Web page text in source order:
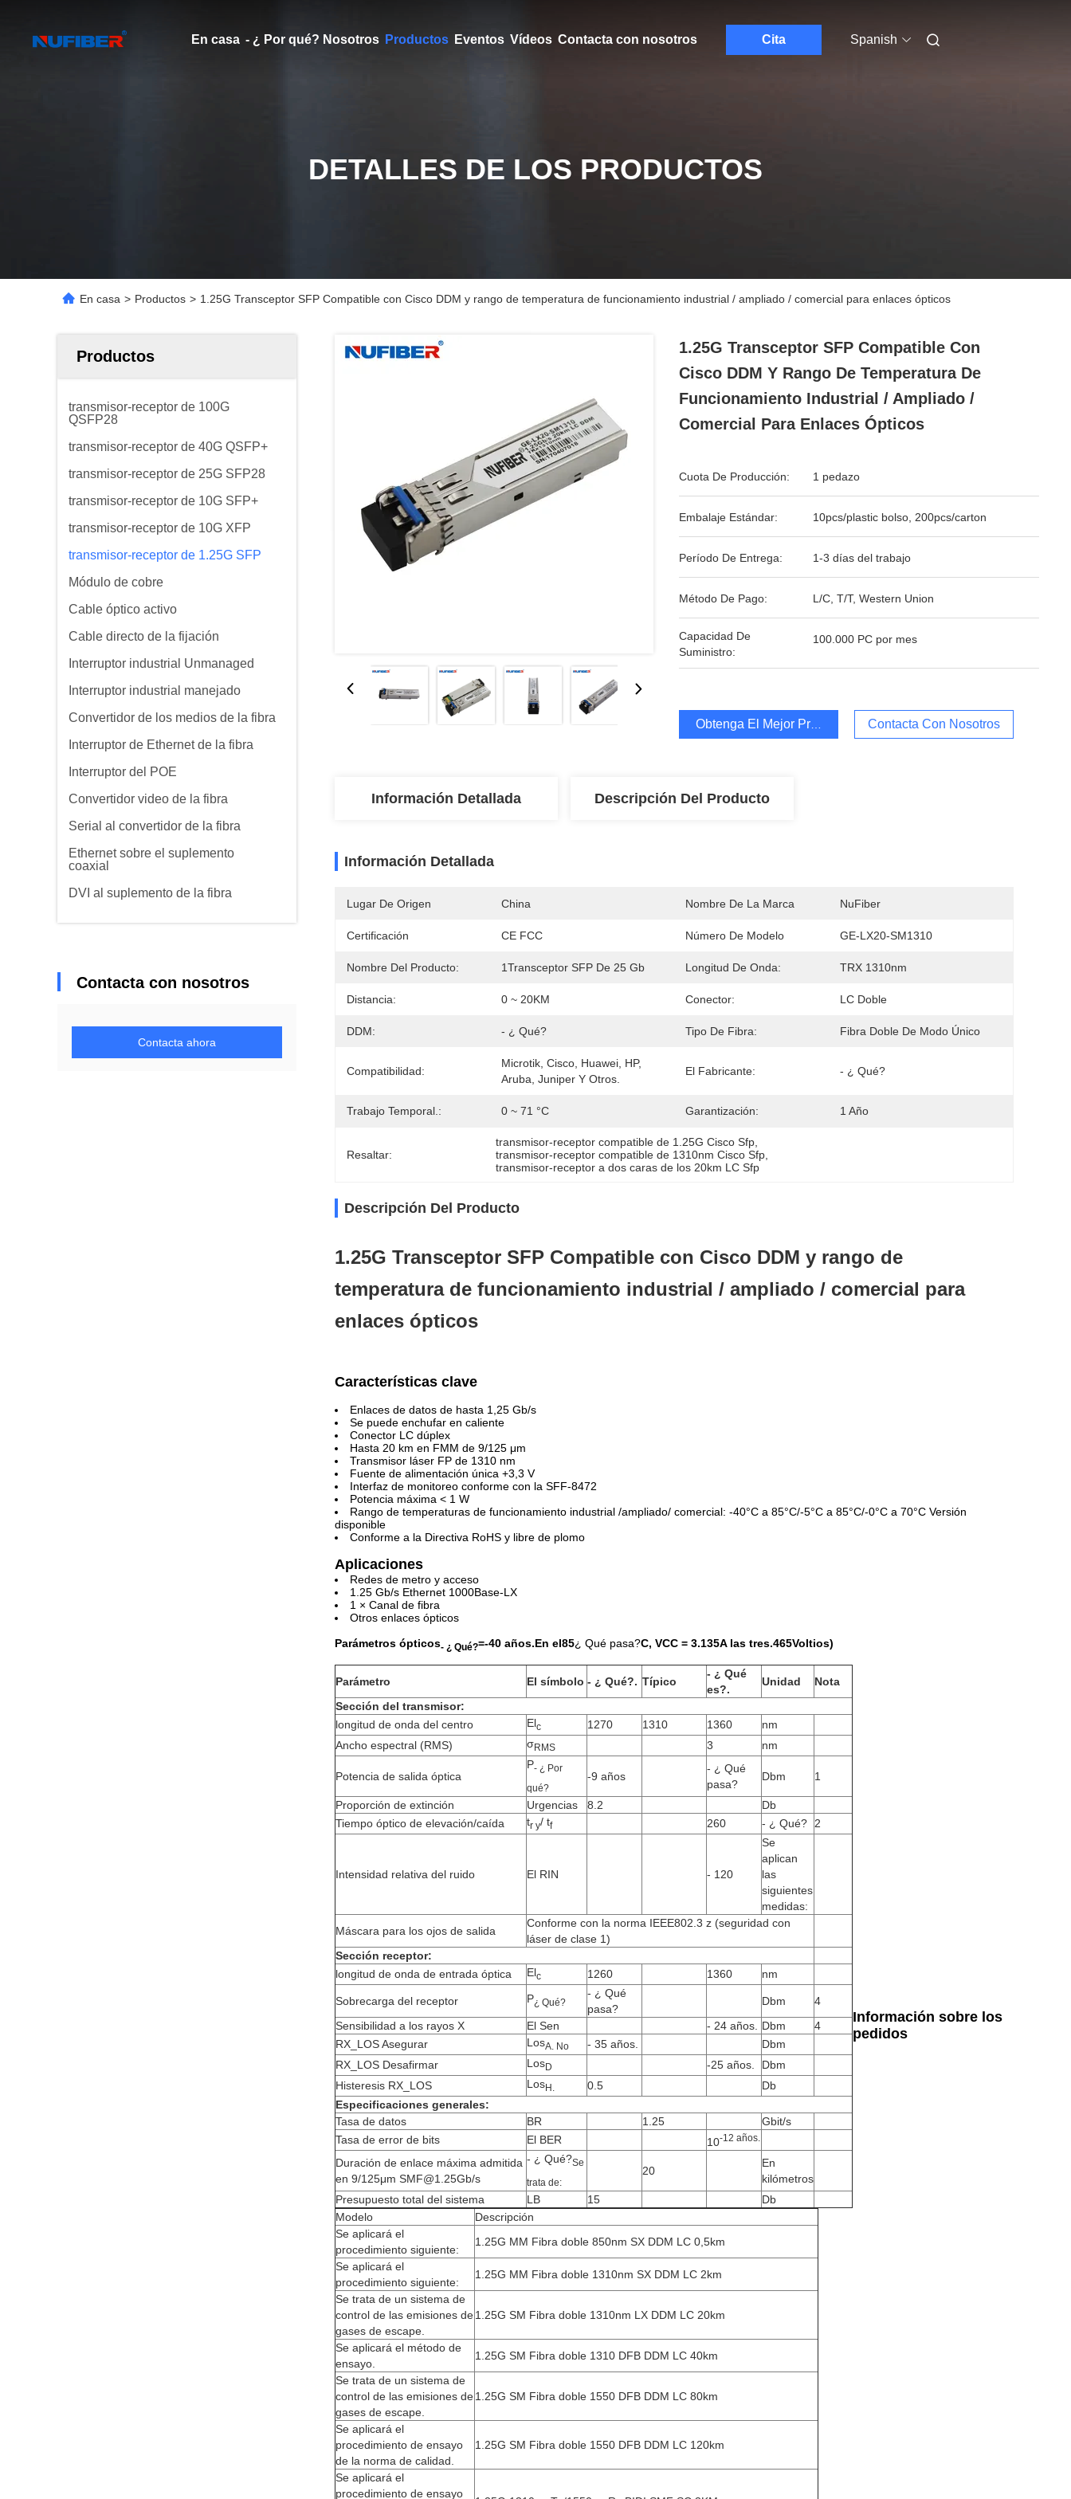
En casa - ¿ Por qué? Nosotros Productos Eventos Vídeos Contacta con nosotros Cita Spanish
DETALLES DE LOS PRODUCTOS
En casa > Productos > 1.25G Transceptor SFP Compatible con Cisco DDM y rango de temperatura de funcionamiento industrial / ampliado / comercial para enlaces ópticos
Productos
transmisor-receptor de 100G
QSFP28
transmisor-receptor de 40G QSFP+
transmisor-receptor de 25G SFP28
transmisor-receptor de 10G SFP+
transmisor-receptor de 10G XFP
transmisor-receptor de 1.25G SFP
Módulo de cobre
Cable óptico activo
Cable directo de la fijación
Interruptor industrial Unmanaged
Interruptor industrial manejado
Convertidor de los medios de la fibra
Interruptor de Ethernet de la fibra
Interruptor del POE
Convertidor video de la fibra
Serial al convertidor de la fibra
Ethernet sobre el suplemento
coaxial
DVI al suplemento de la fibra
Contacta con nosotros
Contacta ahora
1.25G Transceptor SFP Compatible Con
Cisco DDM Y Rango De Temperatura De
Funcionamiento Industrial / Ampliado /
Comercial Para Enlaces Ópticos
Cuota De Producción: 1 pedazo
Embalaje Estándar: 10pcs/plastic bolso, 200pcs/carton
Período De Entrega: 1-3 días del trabajo
Método De Pago: L/C, T/T, Western Union
Capacidad De
Suministro:
100.000 PC por mes
Obtenga El Mejor Precio Contacta Con Nosotros
Información Detallada Descripción Del Producto
Información Detallada
Lugar De Origen China Nombre De La Marca NuFiber
Certificación CE FCC Número De Modelo GE-LX20-SM1310
Nombre Del Producto: 1Transceptor SFP De 25 Gb Longitud De Onda: TRX 1310nm
Distancia: 0 ~ 20KM Conector: LC Doble
DDM: - ¿ Qué? Tipo De Fibra: Fibra Doble De Modo Único
Compatibilidad:
Microtik, Cisco, Huawei, HP,
Aruba, Juniper Y Otros.
El Fabricante: - ¿ Qué?
Trabajo Temporal.: 0 ~ 71 °C Garantización: 1 Año
Resaltar:
transmisor-receptor compatible de 1.25G Cisco Sfp
transmisor-receptor compatible de 1310nm Cisco Sfp
transmisor-receptor a dos caras de los 20km LC Sfp
Descripción Del Producto
1.25G Transceptor SFP Compatible con Cisco DDM y rango de
temperatura de funcionamiento industrial / ampliado / comercial para
enlaces ópticos
Características clave
Enlaces de datos de hasta 1,25 Gb/s
Se puede enchufar en caliente
Conector LC dúplex
Hasta 20 km en FMM de 9/125 μm
Transmisor láser FP de 1310 nm
Fuente de alimentación única +3,3 V
Interfaz de monitoreo conforme con la SFF-8472
Potencia máxima < 1 W
Rango de temperaturas de funcionamiento industrial /ampliado/ comercial: -40°C a 85°C/-5°C a 85°C/-0°C a 70°C Versión
disponible
Conforme a la Directiva RoHS y libre de plomo
Aplicaciones
Redes de metro y acceso
1.25 Gb/s Ethernet 1000Base-LX
1 × Canal de fibra
Otros enlaces ópticos
Parámetros ópticos- ¿ Qué?=-40 años.En el85¿ Qué pasa?C, VCC = 3.135A las tres.465Voltios)
Parámetro El símbolo - ¿ Qué?. Típico
- ¿ Qué
es?.
Unidad
Nota
Sección del transmisor:
longitud de onda del centro
Elc 1270 1310 1360
nm
Ancho espectral (RMS)
σRMS 3 nm
Potencia de salida óptica
P- ¿ Por
qué?
-9 años
- ¿ Qué
pasa?
Dbm 1
Proporción de extinción Urgencias 8.2
Db
Tiempo óptico de elevación/caída
tr y/ tf 260 - ¿ Qué? 2
Intensidad relativa del ruido El RIN - 120
Se
aplican
las
siguientes
medidas:
Máscara para los ojos de salida
Conforme con la norma IEEE802.3 z (seguridad con
láser de clase 1)
Sección receptor:
longitud de onda de entrada óptica
Elc 1260 1360 nm
Sobrecarga del receptor P¿ Qué?
- ¿ Qué
pasa?
Dbm
4
Sensibilidad a los rayos X
El Sen - 24 años. Dbm
4
RX_LOS Asegurar
LosA. No - 35 años.
Dbm
RX_LOS Desafirmar
LosD -25 años.
Dbm
Histeresis RX_LOS
LosH. 0.5
Db
Especificaciones generales:
Tasa de datos
BR 1.25
Gbit/s
Tasa de error de bits
El BER 10-12 años.
Duración de enlace máxima admitida
en 9/125μm SMF@1.25Gb/s
- ¿ Qué?Se
trata de:
20
En
kilómetros
Presupuesto total del sistema
LB 15 Db
Información sobre los
pedidos
Modelo
Descripción
Se aplicará el
procedimiento siguiente:
1.25G MM Fibra doble 850nm SX DDM LC 0,5km
Se aplicará el
procedimiento siguiente:
1.25G MM Fibra doble 1310nm SX DDM LC 2km
Se trata de un sistema de
control de las emisiones de
gases de escape.
1.25G SM Fibra doble 1310nm LX DDM LC 20km
Se aplicará el método de
ensayo.
1.25G SM Fibra doble 1310 DFB DDM LC 40km
Se trata de un sistema de
control de las emisiones de
gases de escape.
1.25G SM Fibra doble 1550 DFB DDM LC 80km
Se aplicará el
procedimiento de ensayo
de la norma de calidad.
1.25G SM Fibra doble 1550 DFB DDM LC 120km
Se aplicará el
procedimiento de ensayo